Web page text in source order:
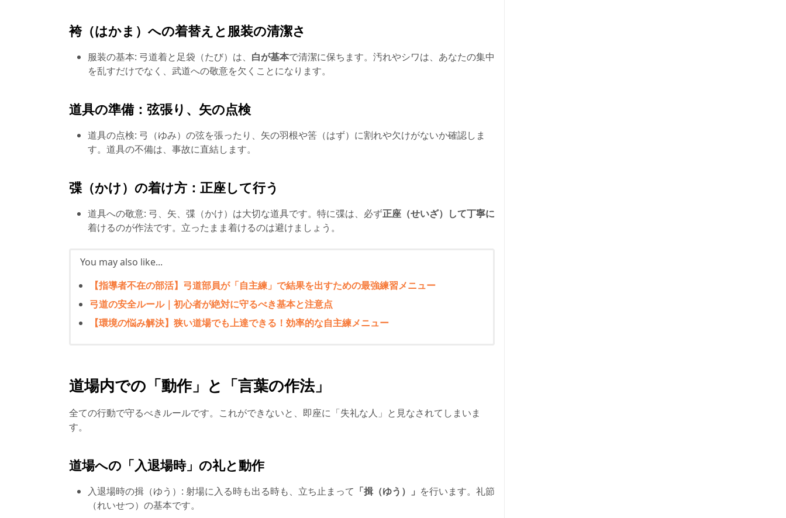
袴（はかま）への着替えと服装の清潔さ
服装の基本: 弓道着と足袋（たび）は、 白が基本で清潔に保ちます。汚れやシワは、あなたの集中
を乱すだけでなく、武道への敬意を欠くことになります。
道具の準備：弦張り、矢の点検
道具の点検: 弓（ゆみ）の弦を張ったり、矢の羽根や筈（はず）に割れや欠けがないか確認しま
す。道具の不備は、事故に直結します。
弽（かけ）の着け方：正座して行う
道具への敬意: 弓、矢、弽（かけ）は大切な道具です。特に弽は、必ず正座（せいざ）して丁寧に
着けるのが作法です。立ったまま着けるのは避けましょう。
You may also like...
【指導者不在の部活】弓道部員が「自主練」で結果を出すための最強練習メニュー
弓道の安全ルール｜初心者が絶対に守るべき基本と注意点
【環境の悩み解決】狭い道場でも上達できる！効率的な自主練メニュー
道場内での「動作」と「言葉の作法」
全ての行動で守るべきルールです。これができないと、即座に「失礼な人」と見なされてしまいま
す。
道場への「入退場時」の礼と動作
入退場時の揖（ゆう）: 射場に入る時も出る時も、立ち止まって 「揖（ゆう）」 を行います。礼節
（れいせつ）の基本です。